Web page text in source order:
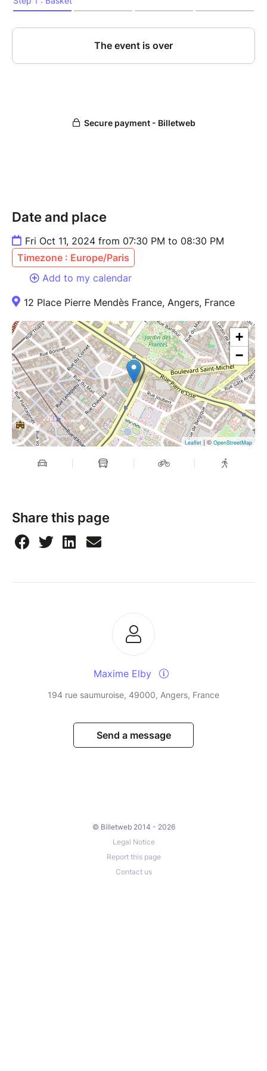
(OUVERTURE DES PORTES À 19H)
tu veux avoir une place assise.
(le spectacle est déconseillé aux moins de 16 ans)
Date and place
Fri Oct 11, 2024 from 07:30 PM to 08:30 PM
Timezone : Europe/Paris
Add to my calendar
12 Place Pierre Mendès France, Angers, France
+
−
Leaflet | © OpenStreetMap
Share this page
Maxime Elby
194 rue saumuroise, 49000, Angers, France
Send a message
© Billetweb 2014 - 2026
Legal Notice
Report this page
Contact us